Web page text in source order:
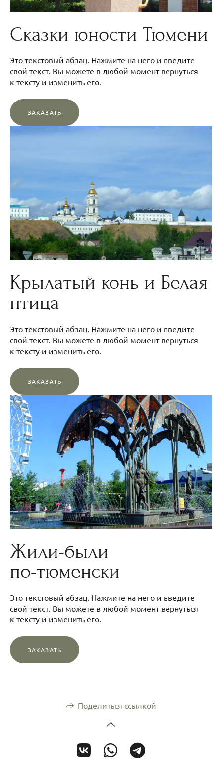
Сказки юности Тюмени
Это текстовый абзац. Нажмите на него и введите
свой текст. Вы можете в любой момент вернуться
к тексту и изменить его.
ЗАКАЗАТЬ
Крылатый конь и Белая
птица
Это текстовый абзац. Нажмите на него и введите
свой текст. Вы можете в любой момент вернуться
к тексту и изменить его.
ЗАКАЗАТЬ
Жили-были
по-тюменски
Это текстовый абзац. Нажмите на него и введите
свой текст. Вы можете в любой момент вернуться
к тексту и изменить его.
ЗАКАЗАТЬ
Поделиться ссылкой